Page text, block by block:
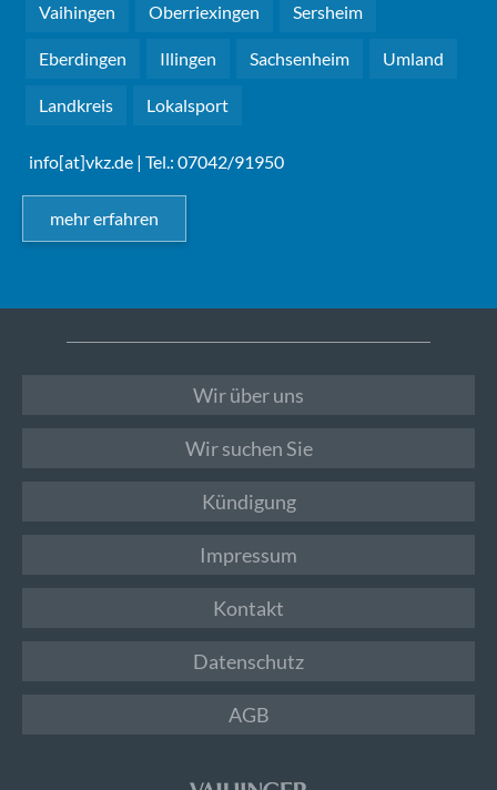
Vaihingen Oberriexingen Sersheim
Eberdingen Illingen Sachsenheim Umland
Landkreis Lokalsport
info[at]vkz.de | Tel.: 07042/91950
mehr erfahren
Wir über uns
Wir suchen Sie
Kündigung
Impressum
Kontakt
Datenschutz
AGB